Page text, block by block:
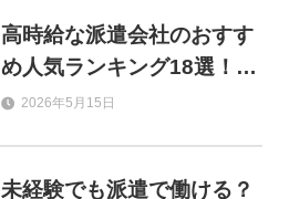
高時給な派遣会社のおすす
め人気ランキング18選！職
種別の平均時給と失敗しな
2026年5月15日
未経験でも派遣で働ける？